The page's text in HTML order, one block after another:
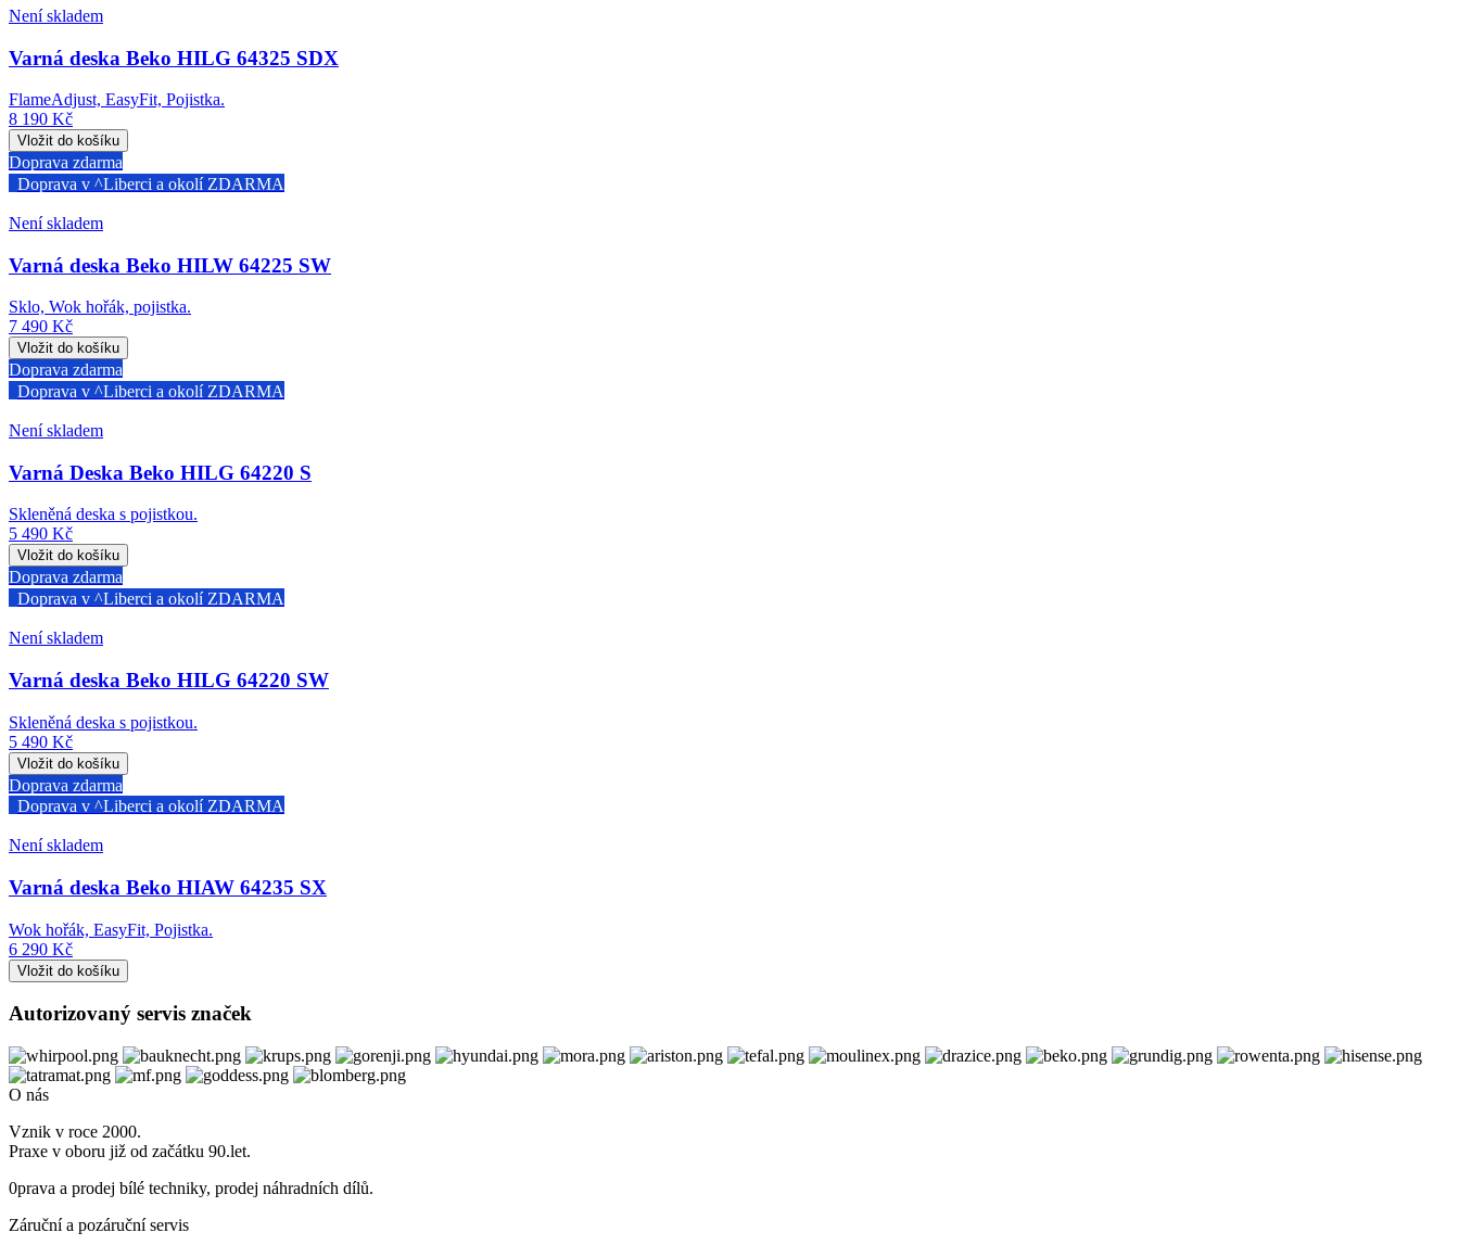
Není skladem
Varná deska Beko HILG 64325 SDX
FlameAdjust, EasyFit, Pojistka.
8 190 Kč
Doprava zdarma
Doprava v ^Liberci a okolí ZDARMA
Není skladem
Varná deska Beko HILW 64225 SW
Sklo, Wok hořák, pojistka.
7 490 Kč
Doprava zdarma
Doprava v ^Liberci a okolí ZDARMA
Není skladem
Varná Deska Beko HILG 64220 S
Skleněná deska s pojistkou.
5 490 Kč
Doprava zdarma
Doprava v ^Liberci a okolí ZDARMA
Není skladem
Varná deska Beko HILG 64220 SW
Skleněná deska s pojistkou.
5 490 Kč
Doprava zdarma
Doprava v ^Liberci a okolí ZDARMA
Není skladem
Varná deska Beko HIAW 64235 SX
Wok hořák, EasyFit, Pojistka.
6 290 Kč
Autorizovaný servis značek
O nás
Vznik v roce 2000.
Praxe v oboru již od začátku 90.let.
0prava a prodej bílé techniky, prodej náhradních dílů.
Záruční a pozáruční servis